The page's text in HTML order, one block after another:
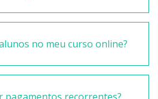
no meu curso online?